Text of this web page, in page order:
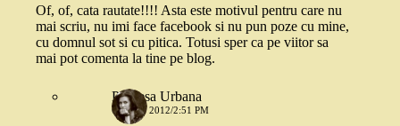
Of, of, cata rautate!!!! Asta este motivul pentru care nu
mai scriu, nu imi face facebook si nu pun poze cu mine,
cu domnul sot si cu pitica. Totusi sper ca pe viitor sa
mai pot comenta la tine pe blog.
Printesa Urbana
6 IULIE 2012/2:51 PM